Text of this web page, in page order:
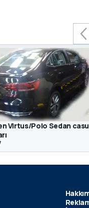
Virtus/Polo Sedan